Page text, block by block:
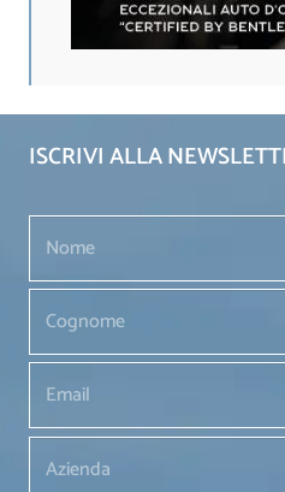
ISCRIVI ALLA